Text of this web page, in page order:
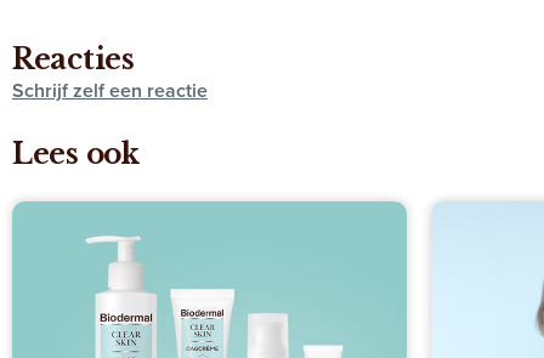
Reacties
Schrijf zelf een reactie
Lees ook